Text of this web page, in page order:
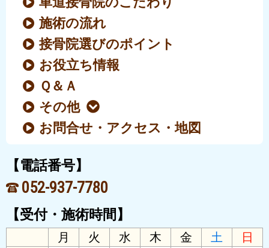
施術の流れ
接骨院選びのポイント
お役立ち情報
Ｑ＆Ａ
その他
お問合せ・アクセス・地図
【電話番号】
052-937-7780
【受付・施術時間】
月 火 水 木 金 土
日